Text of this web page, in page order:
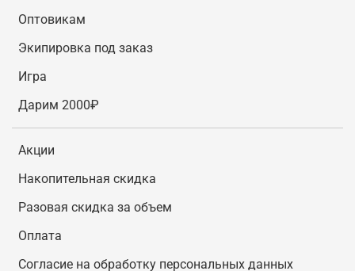
Оптовикам
Экипировка под заказ
Игра
Дарим 2000₽
Акции
Накопительная скидка
Разовая скидка за объем
Оплата
Согласие на обработку персональных данных